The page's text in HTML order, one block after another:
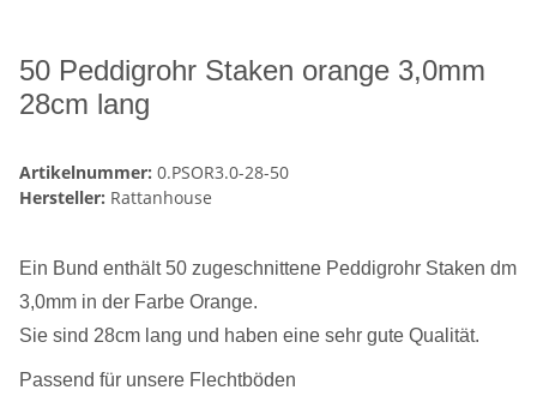
50 Peddigrohr Staken orange 3,0mm
28cm lang
Artikelnummer: 0.PSOR3.0-28-50
Hersteller: Rattanhouse
Ein Bund enthält 50 zugeschnittene Peddigrohr Staken dm
3,0mm in der Farbe Orange.
Sie sind 28cm lang und haben eine sehr gute Qualität.
Passend für unsere Flechtböden